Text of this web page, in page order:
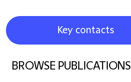
Key contacts
BROWSE PUBLICATIONS